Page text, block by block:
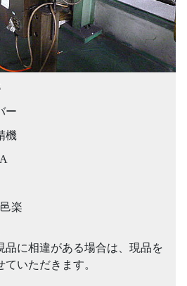
ー
機
楽
品に相違がある場合は、現品を
ていただきます。